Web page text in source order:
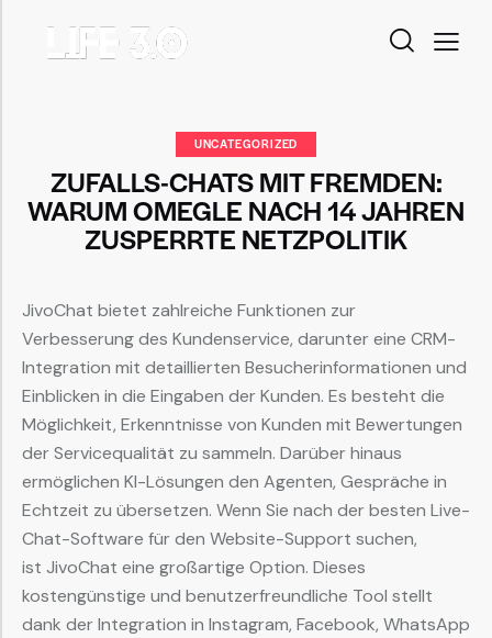
UNCATEGORIZED
ZUFALLS-CHATS MIT FREMDEN:
WARUM OMEGLE NACH 14 JAHREN
ZUSPERRTE NETZPOLITIK
JivoChat bietet zahlreiche Funktionen zur
Verbesserung des Kundenservice, darunter eine CRM-
Integration mit detaillierten Besucherinformationen und
Einblicken in die Eingaben der Kunden. Es besteht die
Möglichkeit, Erkenntnisse von Kunden mit Bewertungen
der Servicequalität zu sammeln. Darüber hinaus
ermöglichen KI-Lösungen den Agenten, Gespräche in
Echtzeit zu übersetzen. Wenn Sie nach der besten Live-
Chat-Software für den Website-Support suchen,
ist JivoChat eine großartige Option. Dieses
kostengünstige und benutzerfreundliche Tool stellt
dank der Integration in Instagram, Facebook, WhatsApp